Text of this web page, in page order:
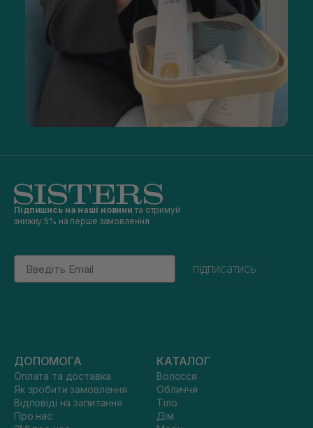
Підпишись на наші новини та отримуй
знижку 5% на перше замовлення
Email
підписатись
ДОПОМОГА
Оплата та доставка
Як зробити замовлення
Відповіді на запитання
Про нас
КАТАЛОГ
Волосся
Обличчя
Тіло
Дім